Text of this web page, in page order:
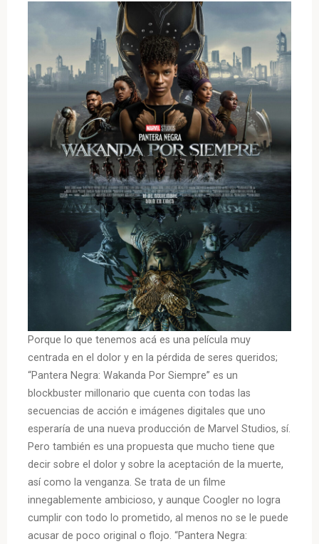
Porque lo que tenemos acá es una película muy
centrada en el dolor y en la pérdida de seres queridos;
“Pantera Negra: Wakanda Por Siempre” es un
blockbuster millonario que cuenta con todas las
secuencias de acción e imágenes digitales que uno
esperaría de una nueva producción de Marvel Studios, sí.
Pero también es una propuesta que mucho tiene que
decir sobre el dolor y sobre la aceptación de la muerte,
así como la venganza. Se trata de un filme
innegablemente ambicioso, y aunque Coogler no logra
cumplir con todo lo prometido, al menos no se le puede
acusar de poco original o flojo. “Pantera Negra: